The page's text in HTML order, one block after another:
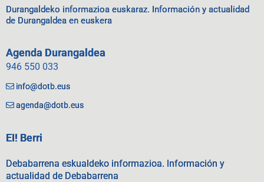
Durangaldeko informazioa euskaraz. Información y actualidad
de Durangaldea en euskera
Agenda Durangaldea
946 550 033
info@dotb.eus
agenda@dotb.eus
EI! Berri
Debabarrena eskualdeko informazioa. Información y
actualidad de Debabarrena